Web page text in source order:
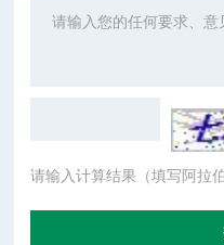
请输入计算结果（填写阿拉